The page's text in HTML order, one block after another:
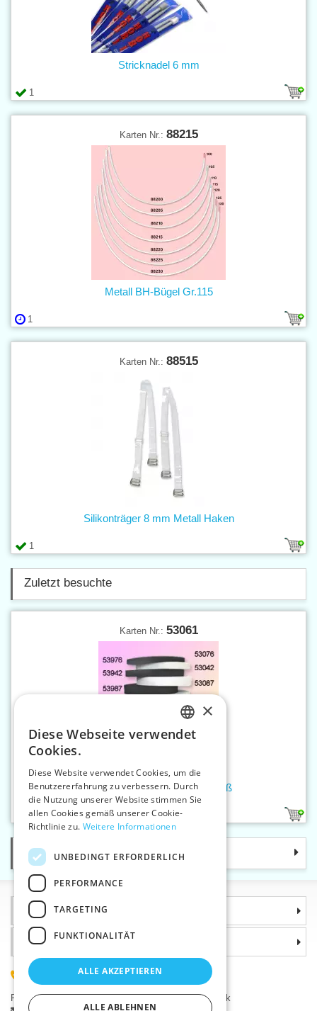
1
Stricknadel 6 mm
Karten Nr.: 88215
1
Metall BH-Bügel Gr.115
Karten Nr.: 88515
1
Silikonträger 8 mm Metall Haken
Zuletzt besuchte
Karten Nr.: 53061
1
Platte Gummiband 30 mm weiß
Kategorie
Informationen
Warum sollten Sie gerade uns wählen?
(+420) 585 051 217
Plzeňská 868, 783 91 Uničov, Tschechische Republik
CZECH
ENGLISH
×
Diese Webseite verwendet
Cookies.
Diese Website verwendet Cookies, um die
Benutzererfahrung zu verbessern. Durch
die Nutzung unserer Website stimmen Sie
allen Cookies gemäß unserer Cookie-
Richtlinie zu. Weitere Informationen
UNBEDINGT ERFORDERLICH
PERFORMANCE
TARGETING
FUNKTIONALITÄT
ALLE AKZEPTIEREN
ALLE ABLEHNEN